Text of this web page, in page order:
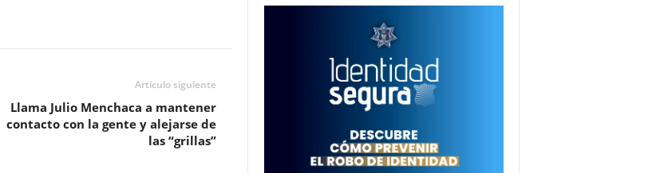
Artículo siguiente
Llama Julio Menchaca a mantener
contacto con la gente y alejarse de
las “grillas”